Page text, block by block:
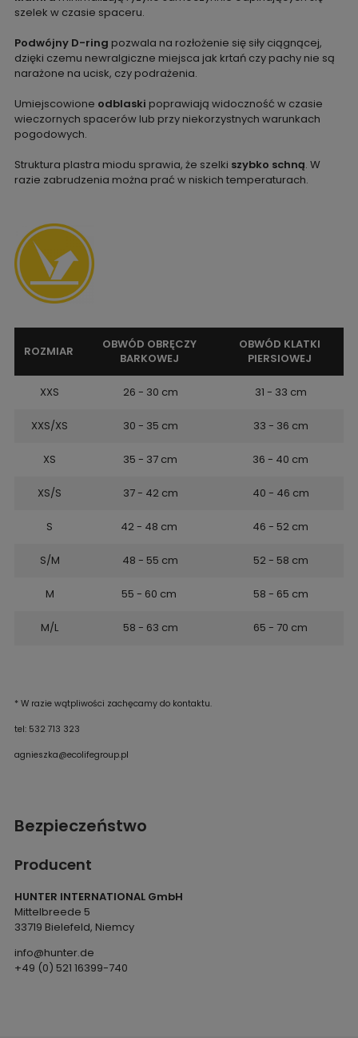
szelek w czasie spaceru.
Podwójny D-ring pozwala na rozłożenie się siły ciągnącej,
dzięki czemu newralgiczne miejsca jak krtań czy pachy nie są
narażone na ucisk, czy podrażenia.
Umiejscowione odblaski poprawiają widoczność w czasie
wieczornych spacerów lub przy niekorzystnych warunkach
pogodowych.
Struktura plastra miodu sprawia, że szelki szybko schną. W
razie zabrudzenia można prać w niskich temperaturach.
ROZMIAR
OBWÓD OBRĘCZY
BARKOWEJ
OBWÓD KLATKI
PIERSIOWEJ
XXS 26 - 30 cm 31 - 33 cm
XXS/XS 30 - 35 cm 33 - 36 cm
XS 35 - 37 cm 36 - 40 cm
XS/S 37 - 42 cm 40 - 46 cm
S 42 - 48 cm 46 - 52 cm
S/M 48 - 55 cm 52 - 58 cm
M 55 - 60 cm 58 - 65 cm
M/L 58 - 63 cm 65 - 70 cm
* W razie wątpliwości zachęcamy do kontaktu.
tel: 532 713 323
agnieszka@ecolifegroup.pl
Bezpieczeństwo
Producent
HUNTER INTERNATIONAL GmbH
Mittelbreede 5
33719 Bielefeld, Niemcy
info@hunter.de
+49 (0) 521 16399-740